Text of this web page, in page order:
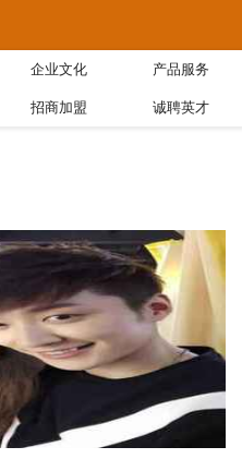
企业文化 产品服务
招商加盟 诚聘英才